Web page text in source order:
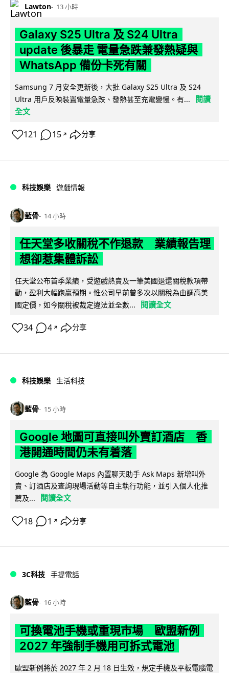
Lawton 13 小時
Galaxy S25 Ultra 及 S24 Ultra
update 後暴走 電量急跌兼發熱疑與
WhatsApp 備份卡死有關
Samsung 7 月安全更新後，大批 Galaxy S25 Ultra 及 S24
Ultra 用戶反映裝置電量急跌、發熱甚至充電變慢。有...
閱讀
全文
121 15 ↗ 分享
科技娛樂 遊戲情報
藍骨 14 小時
任天堂多收關稅不作退款 業績報告理
想卻惹集體訴訟
任天堂公布首季業績，受遊戲熱賣及一筆美國退還關稅款項帶
動，盈利大幅跑贏預期。惟公司早前曾多次以關稅為由調高美
國定價，如今關稅被裁定違法並全數...
閱讀全文
34 4 ↗ 分享
科技娛樂 生活科技
藍骨 15 小時
Google 地圖可直接叫外賣訂酒店 香
港開通時間仍未有着落
Google 為 Google Maps 內置聊天助手 Ask Maps 新增叫外
賣、訂酒店及查詢現場活動等自主執行功能，並引入個人化推
薦及...
閱讀全文
18 1 ↗ 分享
3C科技 手提電話
藍骨 16 小時
可換電池手機或重現市場 歐盟新例
2027 年強制手機用可拆式電池
歐盟新例將於 2027 年 2 月 18 日生效，規定手機及平板電腦電